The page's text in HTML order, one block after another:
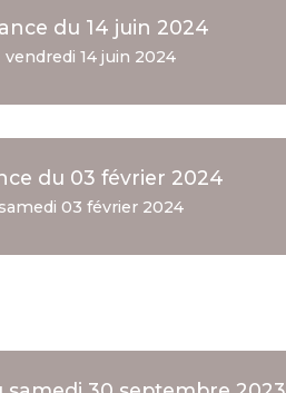
du 14 juin 2024
vendredi 14 juin 2024
du 03 février 2024
03 février 2024